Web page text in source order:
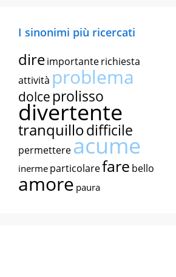
I sinonimi più ricercati
direimportanterichiesta
attività problema
dolce prolisso
divertente
tranquillodifficile
permettereacume
inerme particolarefare bello
amore paura